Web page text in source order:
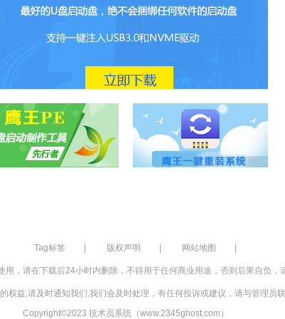
Tag标签 版权声明 网站地图
用，请在下载后24小时内删除，不得用于任何商业用途，否则后果自负，
权益,请及时通知我们,我们会及时处理，有任何投诉或建议，请与管理员
Copyright©2023 技术员系统（www.2345ghost.com）